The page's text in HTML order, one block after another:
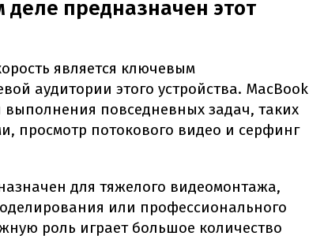
деле предназначен этот
является ключевым
аудитории этого устройства. MacBook
выполнения повседневных задач, таких
просмотр потокового видео и серфинг
для тяжелого видеомонтажа,
или профессионального
роль играет большое количество